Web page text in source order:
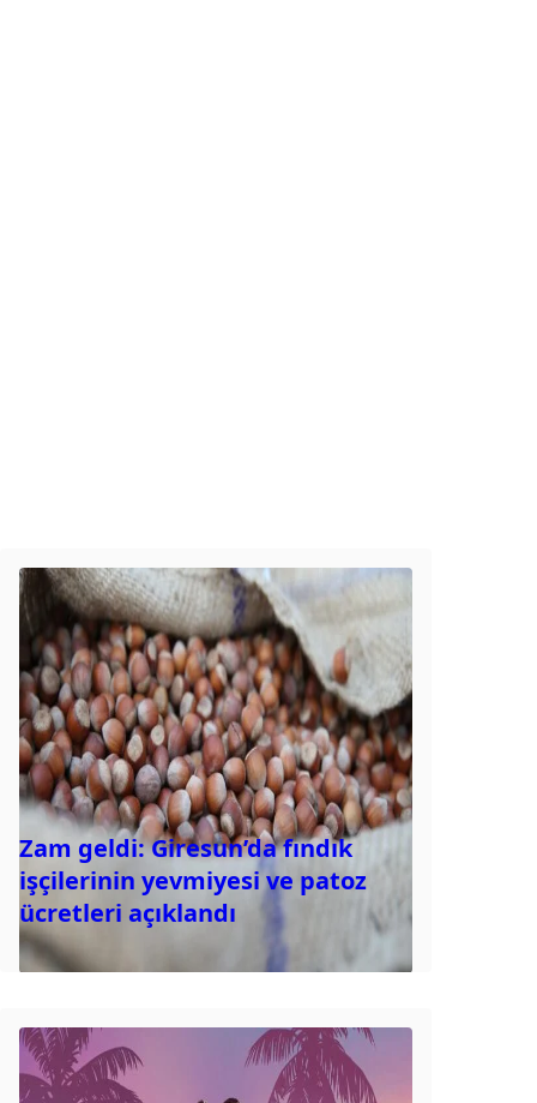
Zam geldi: Giresun’da fındık
işçilerinin yevmiyesi ve patoz
ücretleri açıklandı